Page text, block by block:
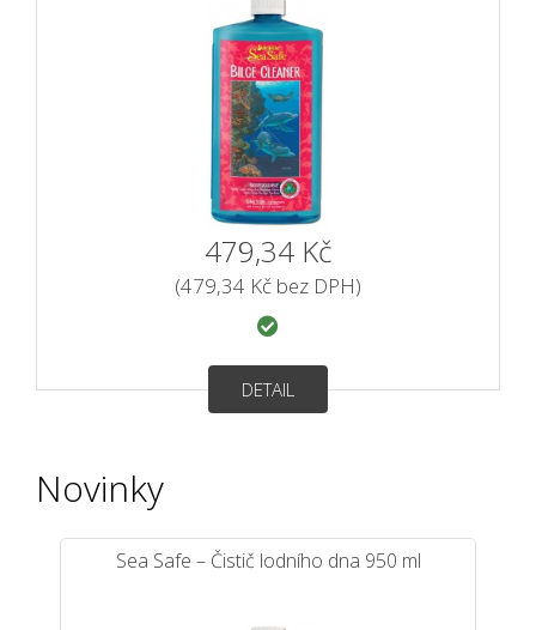
479,34 Kč
(479,34 Kč bez DPH)
DETAIL
Novinky
Sea Safe – Čistič lodního dna 950 ml